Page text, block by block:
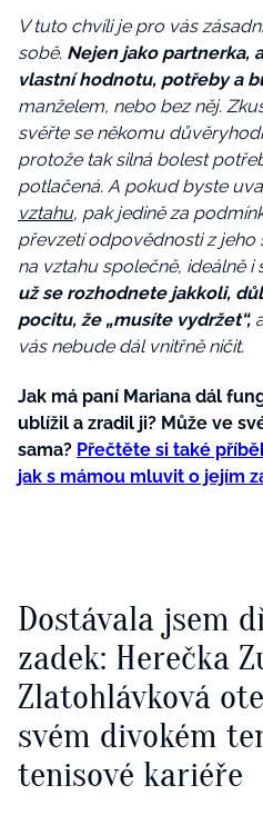
V tuto chvíli je pro vás
sobě. Nejen jako partnerka,
vlastní hodnotu, potřeby a
manželem, nebo bez něj.
svěřte se někomu
protože tak silná bolest
potlačená. A pokud byste
vztahu, pak jedině za
převzetí odpovědnosti z
na vztahu společně, ideálně
už se rozhodnete jakkoli,
pocitu, že „musíte vydržet“,
vás nebude dál vnitřně ničit.
Jak má paní Mariana dál
ublížil a zradil ji? Může ve
sama? Přečtěte si také
jak s mámou mluvit o jejím
Dostávala jsem
zadek: Herečka
Zlatohlávková
svém divokém
tenisové kariéře